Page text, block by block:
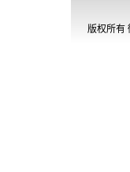
版权所有